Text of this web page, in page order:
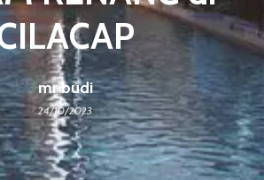
mr budi
24/10/2023